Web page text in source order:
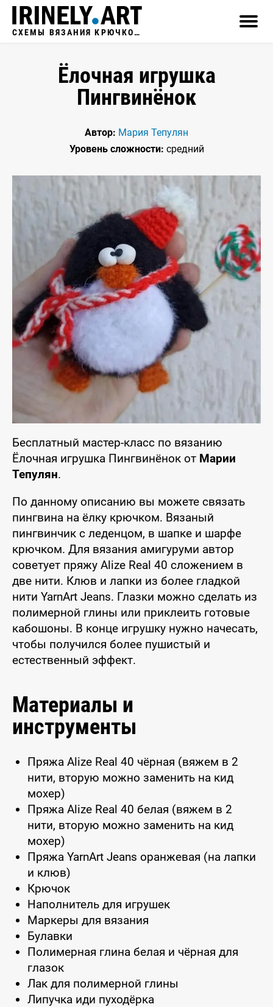
СХЕМЫ ВЯЗАНИЯ КРЮЧКОМ
Ёлочная игрушка
Пингвинёнок
Автор: Мария Тепулян
Уровень сложности: средний
Бесплатный мастер-класс по вязанию
Ёлочная игрушка Пингвинёнок от Марии
Тепулян.
По данному описанию вы можете связать
пингвина на ёлку крючком. Вязаный
пингвинчик с леденцом, в шапке и шарфе
крючком. Для вязания амигуруми автор
советует пряжу Alize Real 40 сложением в
две нити. Клюв и лапки из более гладкой
нити YarnArt Jeans. Глазки можно сделать из
полимерной глины или приклеить готовые
кабошоны. В конце игрушку нужно начесать,
чтобы получился более пушистый и
естественный эффект.
Материалы и
инструменты
Пряжа Alize Real 40 чёрная (вяжем в 2
нити, вторую можно заменить на кид
мохер)
Пряжа Alize Real 40 белая (вяжем в 2
нити, вторую можно заменить на кид
мохер)
Пряжа YarnArt Jeans оранжевая (на лапки
и клюв)
Крючок
Наполнитель для игрушек
Маркеры для вязания
Булавки
Полимерная глина белая и чёрная для
глазок
Лак для полимерной глины
Липучка иди пуходёрка